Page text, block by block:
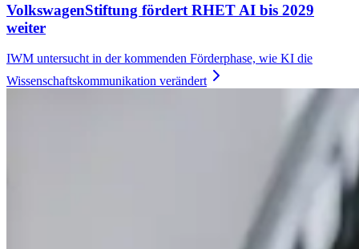
VolkswagenStiftung fördert RHET AI bis 2029
weiter
IWM untersucht in der kommenden Förderphase, wie KI die
Wissenschaftskommunikation verändert